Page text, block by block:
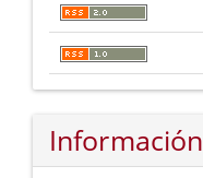
Información